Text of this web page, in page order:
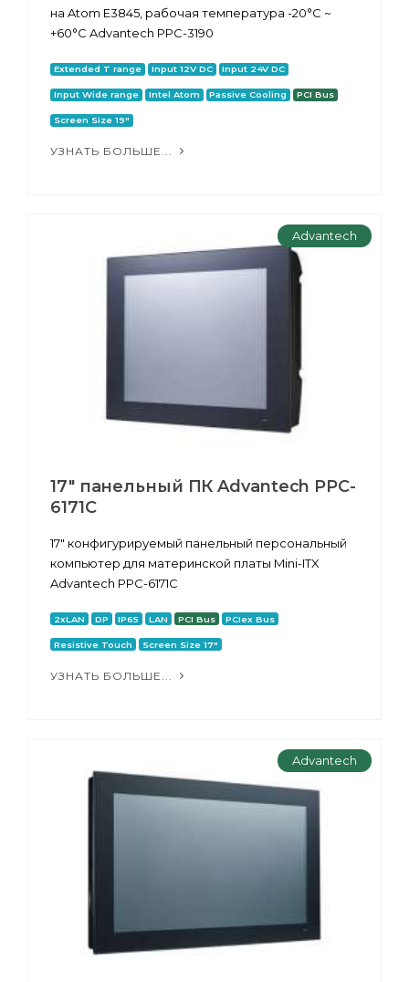
на Atom E3845, рабочая температура -20°C ~
+60°C Advantech PPC-3190
Extended T range Input 12V DC Input 24V DC
Input Wide range Intel Atom Passive Cooling PCI Bus
Screen Size 19"
УЗНАТЬ БОЛЬШЕ...
Advantech
17" панельный ПК Advantech PPC-
6171С
17" конфигурируемый панельный персональный
компьютер для материнской платы Mini-ITX
Advantech PPC-6171С
2xLAN DP IP65 LAN PCI Bus PCIex Bus
Resistive Touch Screen Size 17"
УЗНАТЬ БОЛЬШЕ...
Advantech